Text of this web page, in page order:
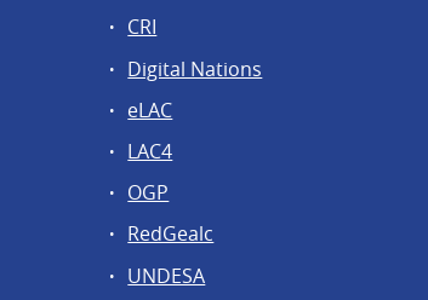
CRI
Digital Nations
eLAC
LAC4
OGP
RedGealc
UNDESA